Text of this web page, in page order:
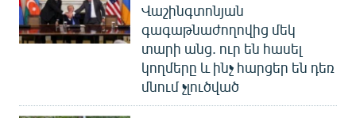
Վաշինգտոնյան
գագաթնաժողովից մեկ
տարի անց. ուր են հասել
կողմերը և ինչ հարցեր են դեռ
մնում չլուծված